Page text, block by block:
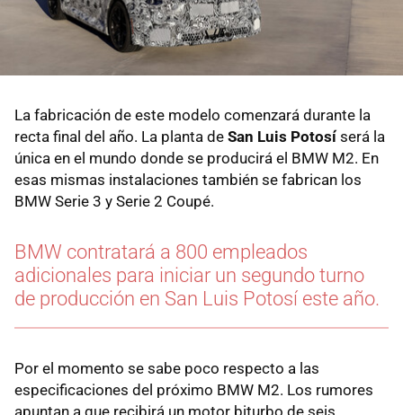
La fabricación de este modelo comenzará durante la
recta final del año. La planta de San Luis Potosí será la
única en el mundo donde se producirá el BMW M2. En
esas mismas instalaciones también se fabrican los
BMW Serie 3 y Serie 2 Coupé.
BMW contratará a 800 empleados
adicionales para iniciar un segundo turno
de producción en San Luis Potosí este año.
Por el momento se sabe poco respecto a las
especificaciones del próximo BMW M2. Los rumores